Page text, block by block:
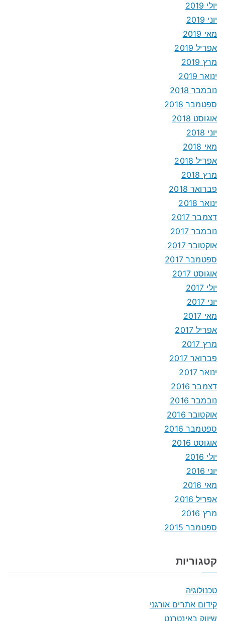
יולי 2019
יוני 2019
מאי 2019
אפריל 2019
מרץ 2019
ינואר 2019
נובמבר 2018
ספטמבר 2018
אוגוסט 2018
יוני 2018
מאי 2018
אפריל 2018
מרץ 2018
פברואר 2018
ינואר 2018
דצמבר 2017
נובמבר 2017
אוקטובר 2017
ספטמבר 2017
אוגוסט 2017
יולי 2017
יוני 2017
מאי 2017
אפריל 2017
מרץ 2017
פברואר 2017
ינואר 2017
דצמבר 2016
נובמבר 2016
אוקטובר 2016
ספטמבר 2016
אוגוסט 2016
יולי 2016
יוני 2016
מאי 2016
אפריל 2016
מרץ 2016
ספטמבר 2015
קטגוריות
טכנולוגיה
קידום אתרים אורגני
שיווק באינטרנט